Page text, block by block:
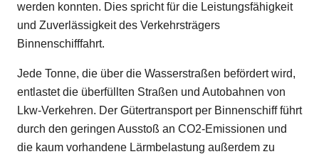
werden konnten. Dies spricht für die Leistungsfähigkeit
und Zuverlässigkeit des Verkehrsträgers
Binnenschifffahrt.
Jede Tonne, die über die Wasserstraßen befördert wird,
entlastet die überfüllten Straßen und Autobahnen von
Lkw-Verkehren. Der Gütertransport per Binnenschiff führt
durch den geringen Ausstoß an CO2-Emissionen und
die kaum vorhandene Lärmbelastung außerdem zu